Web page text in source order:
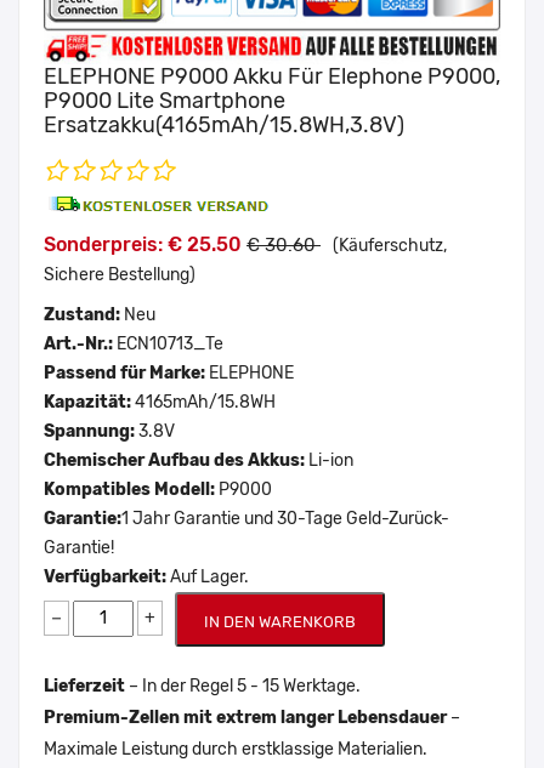
ELEPHONE P9000 Akku Für Elephone P9000,
P9000 Lite Smartphone
Ersatzakku(4165mAh/15.8WH,3.8V)
Sonderpreis: € 25.50 € 30.60 (Käuferschutz,
Sichere Bestellung)
Zustand: Neu
Art.-Nr.: ECN10713_Te
Passend für Marke: ELEPHONE
Kapazität:4165mAh/15.8WH
Spannung:3.8V
Chemischer Aufbau des Akkus: Li-ion
Kompatibles Modell: P9000
Garantie:1 Jahr Garantie und 30-Tage Geld-Zurück-
Garantie!
Verfügbarkeit:Auf Lager.
− + IN DEN WARENKORB
Lieferzeit – In der Regel 5 - 15 Werktage.
Premium-Zellen mit extrem langer Lebensdauer–
Maximale Leistung durch erstklassige Materialien.